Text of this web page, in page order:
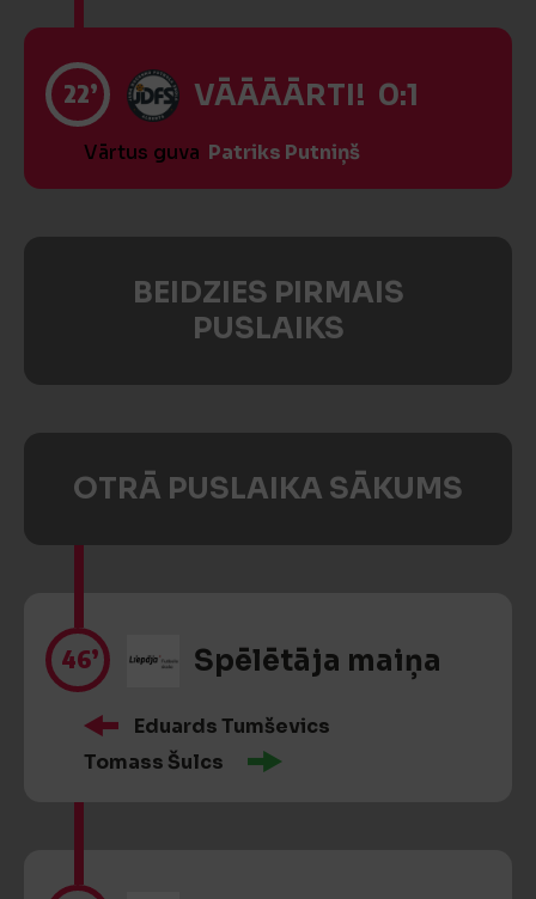
22’ VĀĀĀĀRTI! 0:1
Vārtus guva Patriks Putniņš
BEIDZIES PIRMAIS
PUSLAIKS
OTRĀ PUSLAIKA SĀKUMS
46’ Spēlētāja maiņa
Eduards Tumševics
Tomass Šulcs